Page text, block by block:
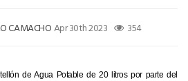
CAMACHOApr 30th 2023 354
de Agua Potable de 20 litros por parte del